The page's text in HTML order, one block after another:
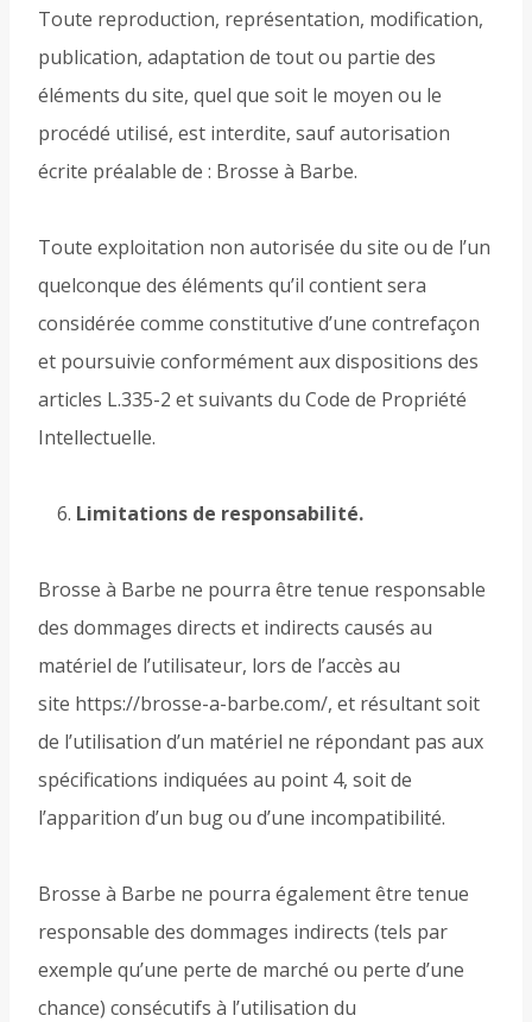
Toute reproduction, représentation, modification,
publication, adaptation de tout ou partie des
éléments du site, quel que soit le moyen ou le
procédé utilisé, est interdite, sauf autorisation
écrite préalable de : Brosse à Barbe.
Toute exploitation non autorisée du site ou de l’un
quelconque des éléments qu’il contient sera
considérée comme constitutive d’une contrefaçon
et poursuivie conformément aux dispositions des
articles L.335-2 et suivants du Code de Propriété
Intellectuelle.
Limitations de responsabilité.
Brosse à Barbe ne pourra être tenue responsable
des dommages directs et indirects causés au
matériel de l’utilisateur, lors de l’accès au
site https://brosse-a-barbe.com/, et résultant soit
de l’utilisation d’un matériel ne répondant pas aux
spécifications indiquées au point 4, soit de
l’apparition d’un bug ou d’une incompatibilité.
Brosse à Barbe ne pourra également être tenue
responsable des dommages indirects (tels par
exemple qu’une perte de marché ou perte d’une
chance) consécutifs à l’utilisation du